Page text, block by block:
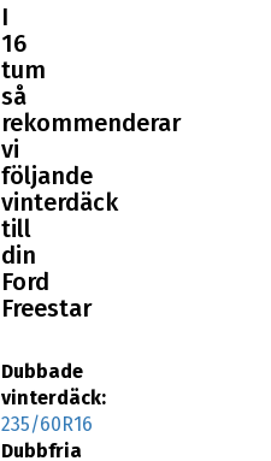
I
16
tum
så
rekommenderar
vi
följande
vinterdäck
till
din
Ford
Freestar
Dubbade
vinterdäck:
235/60R16
Dubbfria